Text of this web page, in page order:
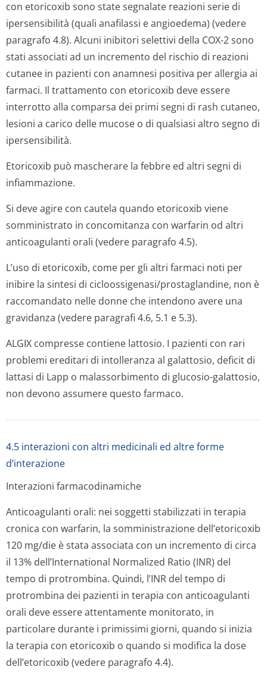
con etoricoxib sono state segnalate reazioni serie di
ipersensibilità (quali anafilassi e angioedema) (vedere
paragrafo 4.8). Alcuni inibitori selettivi della COX-2 sono
stati associati ad un incremento del rischio di reazioni
cutanee in pazienti con anamnesi positiva per allergia ai
farmaci. Il trattamento con etoricoxib deve essere
interrotto alla comparsa dei primi segni di rash cutaneo,
lesioni a carico delle mucose o di qualsiasi altro segno di
ipersensibilità.
Etoricoxib può mascherare la febbre ed altri segni di
infiammazione.
Si deve agire con cautela quando etoricoxib viene
somministrato in concomitanza con warfarin od altri
anticoagulanti orali (vedere paragrafo 4.5).
L’uso di etoricoxib, come per gli altri farmaci noti per
inibire la sintesi di cicloossigena­si/prostaglan­dine, non è
raccomandato nelle donne che intendono avere una
gravidanza (vedere paragrafi 4.6, 5.1 e 5.3).
ALGIX compresse contiene lattosio. I pazienti con rari
problemi ereditari di intolleranza al galattosio, deficit di
lattasi di Lapp o malassorbimento di glucosio-galattosio,
non devono assumere questo farmaco.
4.5 interazioni con altri medicinali ed altre forme
d’interazione
Interazioni farmacodinamiche
Anticoagulanti orali: nei soggetti stabilizzati in terapia
cronica con warfarin, la somministrazione dell’etoricoxib
120 mg/die è stata associata con un incremento di circa
il 13% dell’International Normalized Ratio (INR) del
tempo di protrombina. Quindi, l’INR del tempo di
protrombina dei pazienti in terapia con anticoagulanti
orali deve essere attentamente monitorato, in
particolare durante i primissimi giorni, quando si inizia
la terapia con etoricoxib o quando si modifica la dose
dell’etoricoxib (vedere paragrafo 4.4).